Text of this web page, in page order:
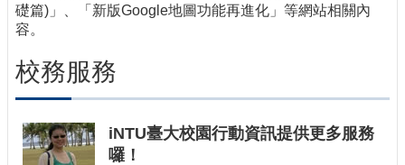
訂
閱/
消
導
覽
礎篇)」、「新版Google地圖功能再進化」等網站相關內
容。
校務服務
iNTU臺大校園行動資訊提供更多服務
囉！